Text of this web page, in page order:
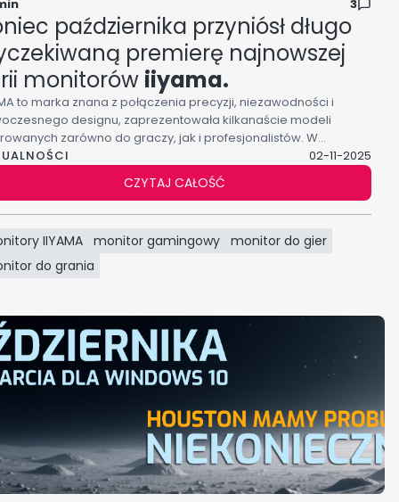
02-11-2025
października przyniósł długo
premierę najnowszej
monitorów iiyama.
to marka znana z połączenia precyzji, niezawodności i
designu, zaprezentowała kilkanaście modeli
zarówno do graczy, jak i profesjonalistów. W
wpisie przyglądamy się bliżej sześciu z nich —
konstrukcjom z serii
Red Eagle
pokazują, jak daleko zaszła technologia wyświetlania
CZYTAJ CAŁOŚĆ
3
IIYAMA monitor gamingowy monitor do gier
do grania